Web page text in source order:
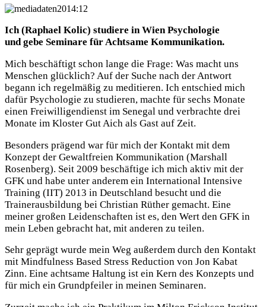
Ich (Raphael Kolic) studiere in Wien Psychologie
und gebe Seminare für Achtsame Kommunikation.
Mich beschäftigt schon lange die Frage: Was macht uns
Menschen glücklich? Auf der Suche nach der Antwort
begann ich regelmäßig zu meditieren. Ich entschied mich
dafür Psychologie zu studieren, machte für sechs Monate
einen Freiwilligendienst im Senegal und verbrachte drei
Monate im Kloster Gut Aich als Gast auf Zeit.
Besonders prägend war für mich der Kontakt mit dem
Konzept der Gewaltfreien Kommunikation (Marshall
Rosenberg). Seit 2009 beschäftige ich mich aktiv mit der
GFK und habe unter anderem ein International Intensive
Training (IIT) 2013 in Deutschland besucht und die
Trainerausbildung bei Christian Rüther gemacht. Eine
meiner großen Leidenschaften ist es, den Wert den GFK in
mein Leben gebracht hat, mit anderen zu teilen.
Sehr geprägt wurde mein Weg außerdem durch den Kontakt
mit Mindfulness Based Stress Reduction von Jon Kabat
Zinn. Eine achtsame Haltung ist ein Kern des Konzepts und
für mich ein Grundpfeiler in meinen Seminaren.